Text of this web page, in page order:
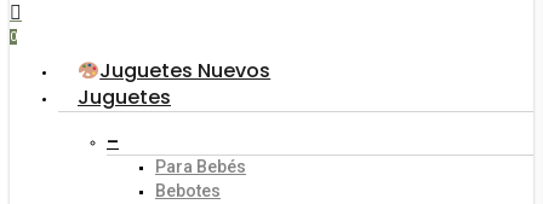
search
account
0
Juguetes Nuevos
Juguetes
–
Para Bebés
Bebotes